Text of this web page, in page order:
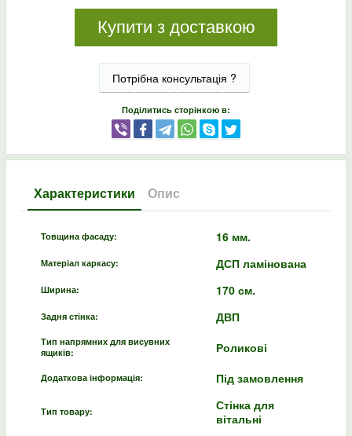
Купити з доставкою
Потрібна консультація ?
Поділитись сторінкою в:
Характеристики Опис
Товщина фасаду: 16 мм.
Матеріал каркасу: ДСП ламінована
Ширина: 170 см.
Задня стінка: ДВП
Тип напрямних для висувних
ящиків:
Роликові
Додаткова інформація: Під замовлення
Тип товару:
Стінка для
вітальні